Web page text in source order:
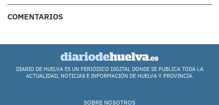
COMENTARIOS
DIARIO DE HUELVA ES UN PERIÓDICO DIGITAL DONDE SE PUBLICA TODA LA
ACTUALIDAD, NOTICIAS E INFORMACIÓN DE HUELVA Y PROVINCIA.
SOBRE NOSOTROS